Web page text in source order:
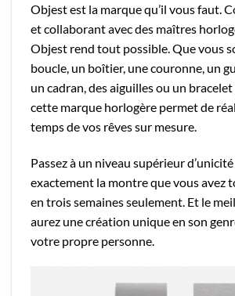
Objest est la marque qu’il vous faut.
et collaborant avec des maîtres
Objest rend tout possible. Que vous
boucle, un boîtier, une couronne, un
un cadran, des aiguilles ou un
cette marque horlogère permet de
temps de vos rêves sur mesure.
Passez à un niveau supérieur
exactement la montre que vous avez
en trois semaines seulement. Et le
aurez une création unique en son
votre propre personne.